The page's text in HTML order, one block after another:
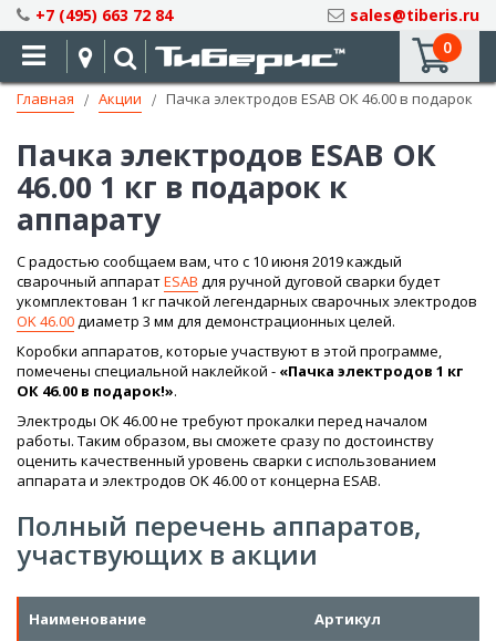
Skip
to
Content
+7 (495) 663 72 84
sales@tiberis.ru
0
Главная Акции Пачка электродов ESAB ОК 46.00 в подарок
Пачка электродов ESAB ОК
46.00 1 кг в подарок к
аппарату
C радостью сообщаем вам, что с 10 июня 2019 каждый
сварочный аппаратESAB для ручной дуговой сварки будет
укомплектован 1 кг пачкой легендарных сварочных электродов
ОK 46.00диаметр 3 мм для демонстрационных целей.
Коробки аппаратов, которые участвуют в этой программе,
помечены специальной наклейкой - «Пачка электродов 1 кг
ОК 46.00 в подарок!».
Электроды ОК 46.00 не требуют прокалки перед началом
работы. Таким образом, вы сможете сразу по достоинству
оценить качественный уровень сварки с использованием
аппарата и электродов OK 46.00 от концерна ESAB.
Полный перечень аппаратов,
участвующих в акции
Наименование Артикул